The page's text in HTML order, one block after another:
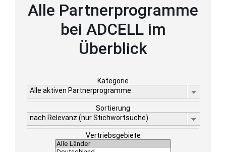
Alle Partnerprogramme
bei ADCELL im
Überblick
Kategorie
Alle aktiven Partnerprogramme
Sortierung
nach Relevanz (nur Stichwortsuche)
Vertriebsgebiete